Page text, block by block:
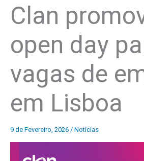
Clan
open day
vagas de
em Lisboa
9 de Fevereiro, 2026 / Notícias